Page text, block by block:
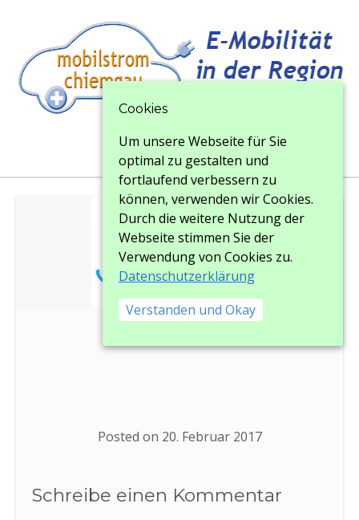
Menu
logo_bernau
Posted on 20. Februar 2017
Schreibe einen Kommentar
Cookies
Um unsere Webseite für Sie
optimal zu gestalten und
fortlaufend verbessern zu
können, verwenden wir Cookies.
Durch die weitere Nutzung der
Webseite stimmen Sie der
Verwendung von Cookies zu.
Datenschutzerklärung
Verstanden und Okay